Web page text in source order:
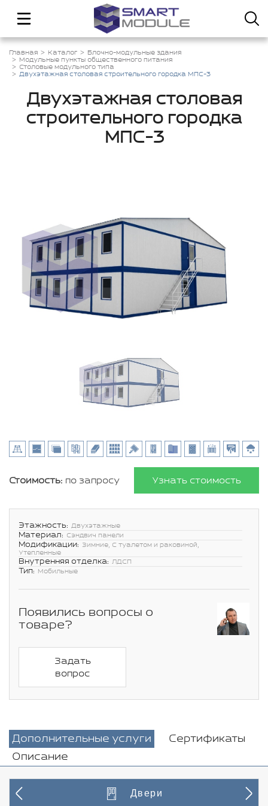
Главная Каталог
Блочно-модульные здания
Модульные пункты общественного питания
Столовые модульного типа
Двухэтажная столовая строительного городка МПС-3
Двухэтажная столовая
строительного городка
МПС-3
Стоимость: по запросу Узнать стоимость
Этажность: Двухэтажные
Материал: Сэндвич панели
Модификации: Зимние, С туалетом и раковиной,
Утепленные
Внутренняя отделка: ЛДСП
Тип: Мобильные
Появились вопросы о
товаре?
Задать
вопрос
Дополнительные услуги
Сертификаты
Описание
Двери